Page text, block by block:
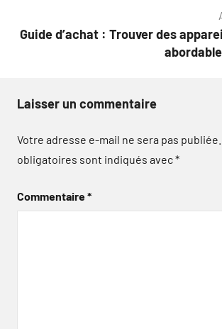
Guide d’achat : Trouver des
Laisser un commentaire
Votre adresse e-mail ne sera pas publiée.
obligatoires sont indiqués avec*
Commentaire*